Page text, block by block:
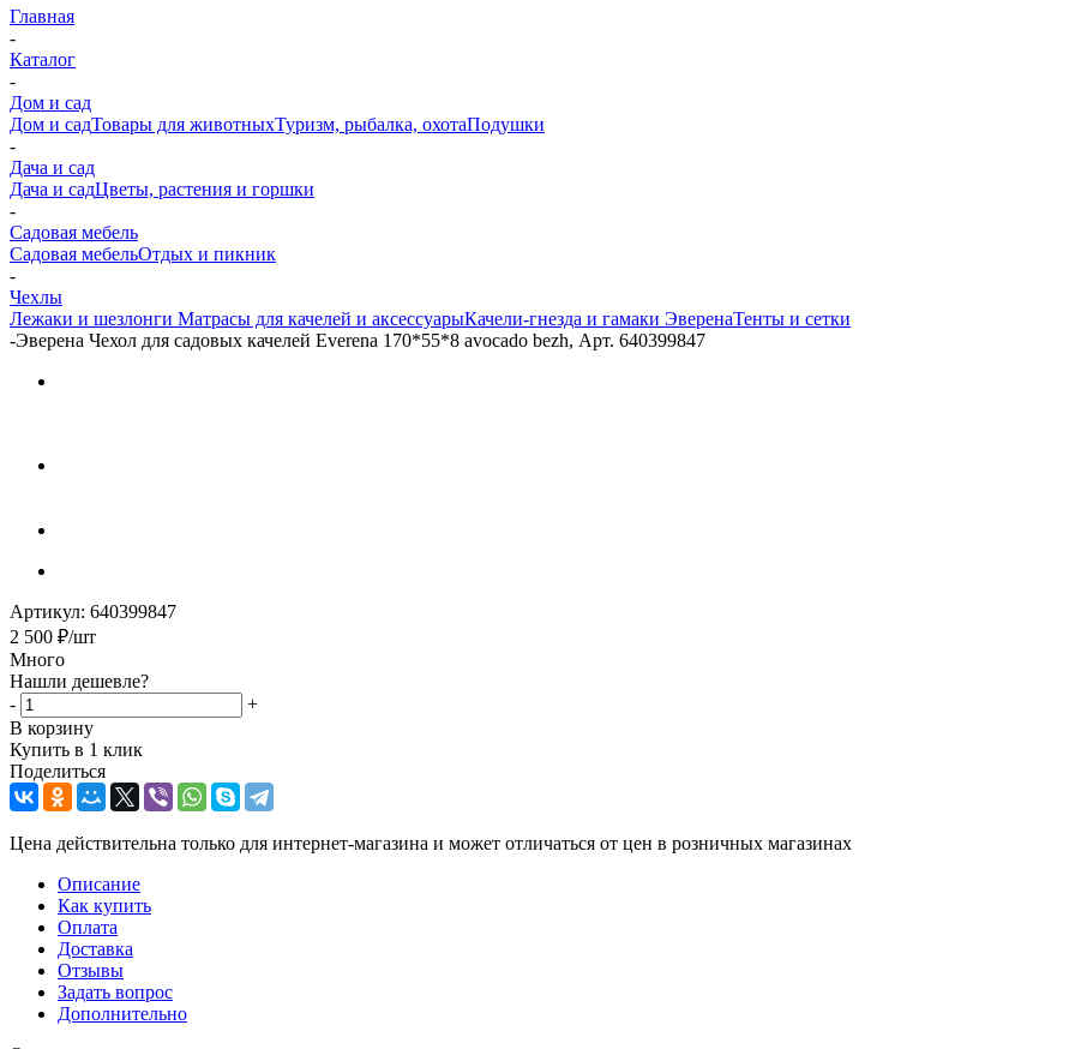
Главная
-
Каталог
-
Дом и сад
Дом и садТовары для животныхТуризм, рыбалка, охотаПодушки
-
Дача и сад
Дача и садЦветы, растения и горшки
-
Садовая мебель
Садовая мебельОтдых и пикник
-
Чехлы
Лежаки и шезлонги Матрасы для качелей и аксессуарыКачели-гнезда и гамаки ЭверенаТенты и сетки
-Эверена Чехол для садовых качелей Everena 170*55*8 avocado bezh, Арт. 640399847
Артикул: 640399847
2 500 ₽/шт
Много
Нашли дешевле?
-
+
В корзину
Купить в 1 клик
Поделиться
Цена действительна только для интернет-магазина и может отличаться от цен в розничных магазинах
Описание
Как купить
Оплата
Доставка
Отзывы
Задать вопрос
Дополнительно